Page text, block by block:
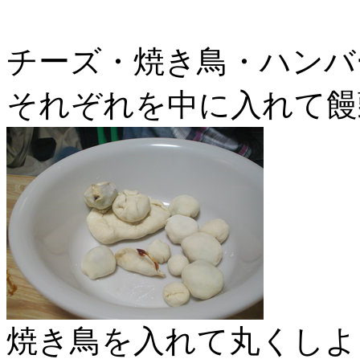
チーズ・焼き鳥・ハン
それぞれを中に入れて
焼き鳥を入れて丸くし